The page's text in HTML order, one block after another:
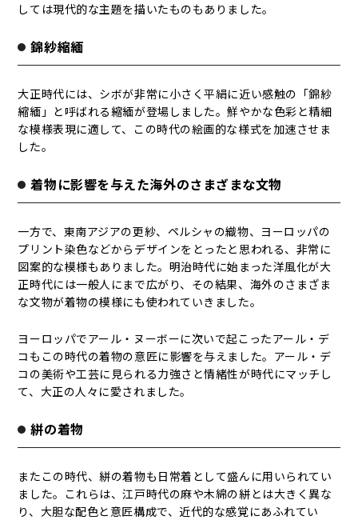
しては現代的な主題を描いたものもありました。
錦紗縮緬
大正時代には、シボが非常に小さく平絹に近い感触の「錦紗
縮緬」と呼ばれる縮緬が登場しました。鮮やかな色彩と精細
な模様表現に適して、この時代の絵画的な様式を加速させま
した。
着物に影響を与えた海外のさまざまな文物
一方で、東南アジアの更紗、ペルシャの織物、ヨーロッパの
プリント染色などからデザインをとったと思われる、非常に
図案的な模様もありました。明治時代に始まった洋風化が大
正時代には一般人にまで広がり、その結果、海外のさまざま
な文物が着物の模様にも使われていきました。
ヨーロッパでアール・ヌーボーに次いで起こったアール・デ
コもこの時代の着物の意匠に影響を与えました。アール・デ
コの美術や工芸に見られる力強さと情緒性が時代にマッチし
て、大正の人々に愛されました。
絣の着物
またこの時代、絣の着物も日常着として盛んに用いられてい
ました。これらは、江戸時代の麻や木綿の絣とは大きく異な
り、大胆な配色と意匠構成で、近代的な感覚にあふれてい